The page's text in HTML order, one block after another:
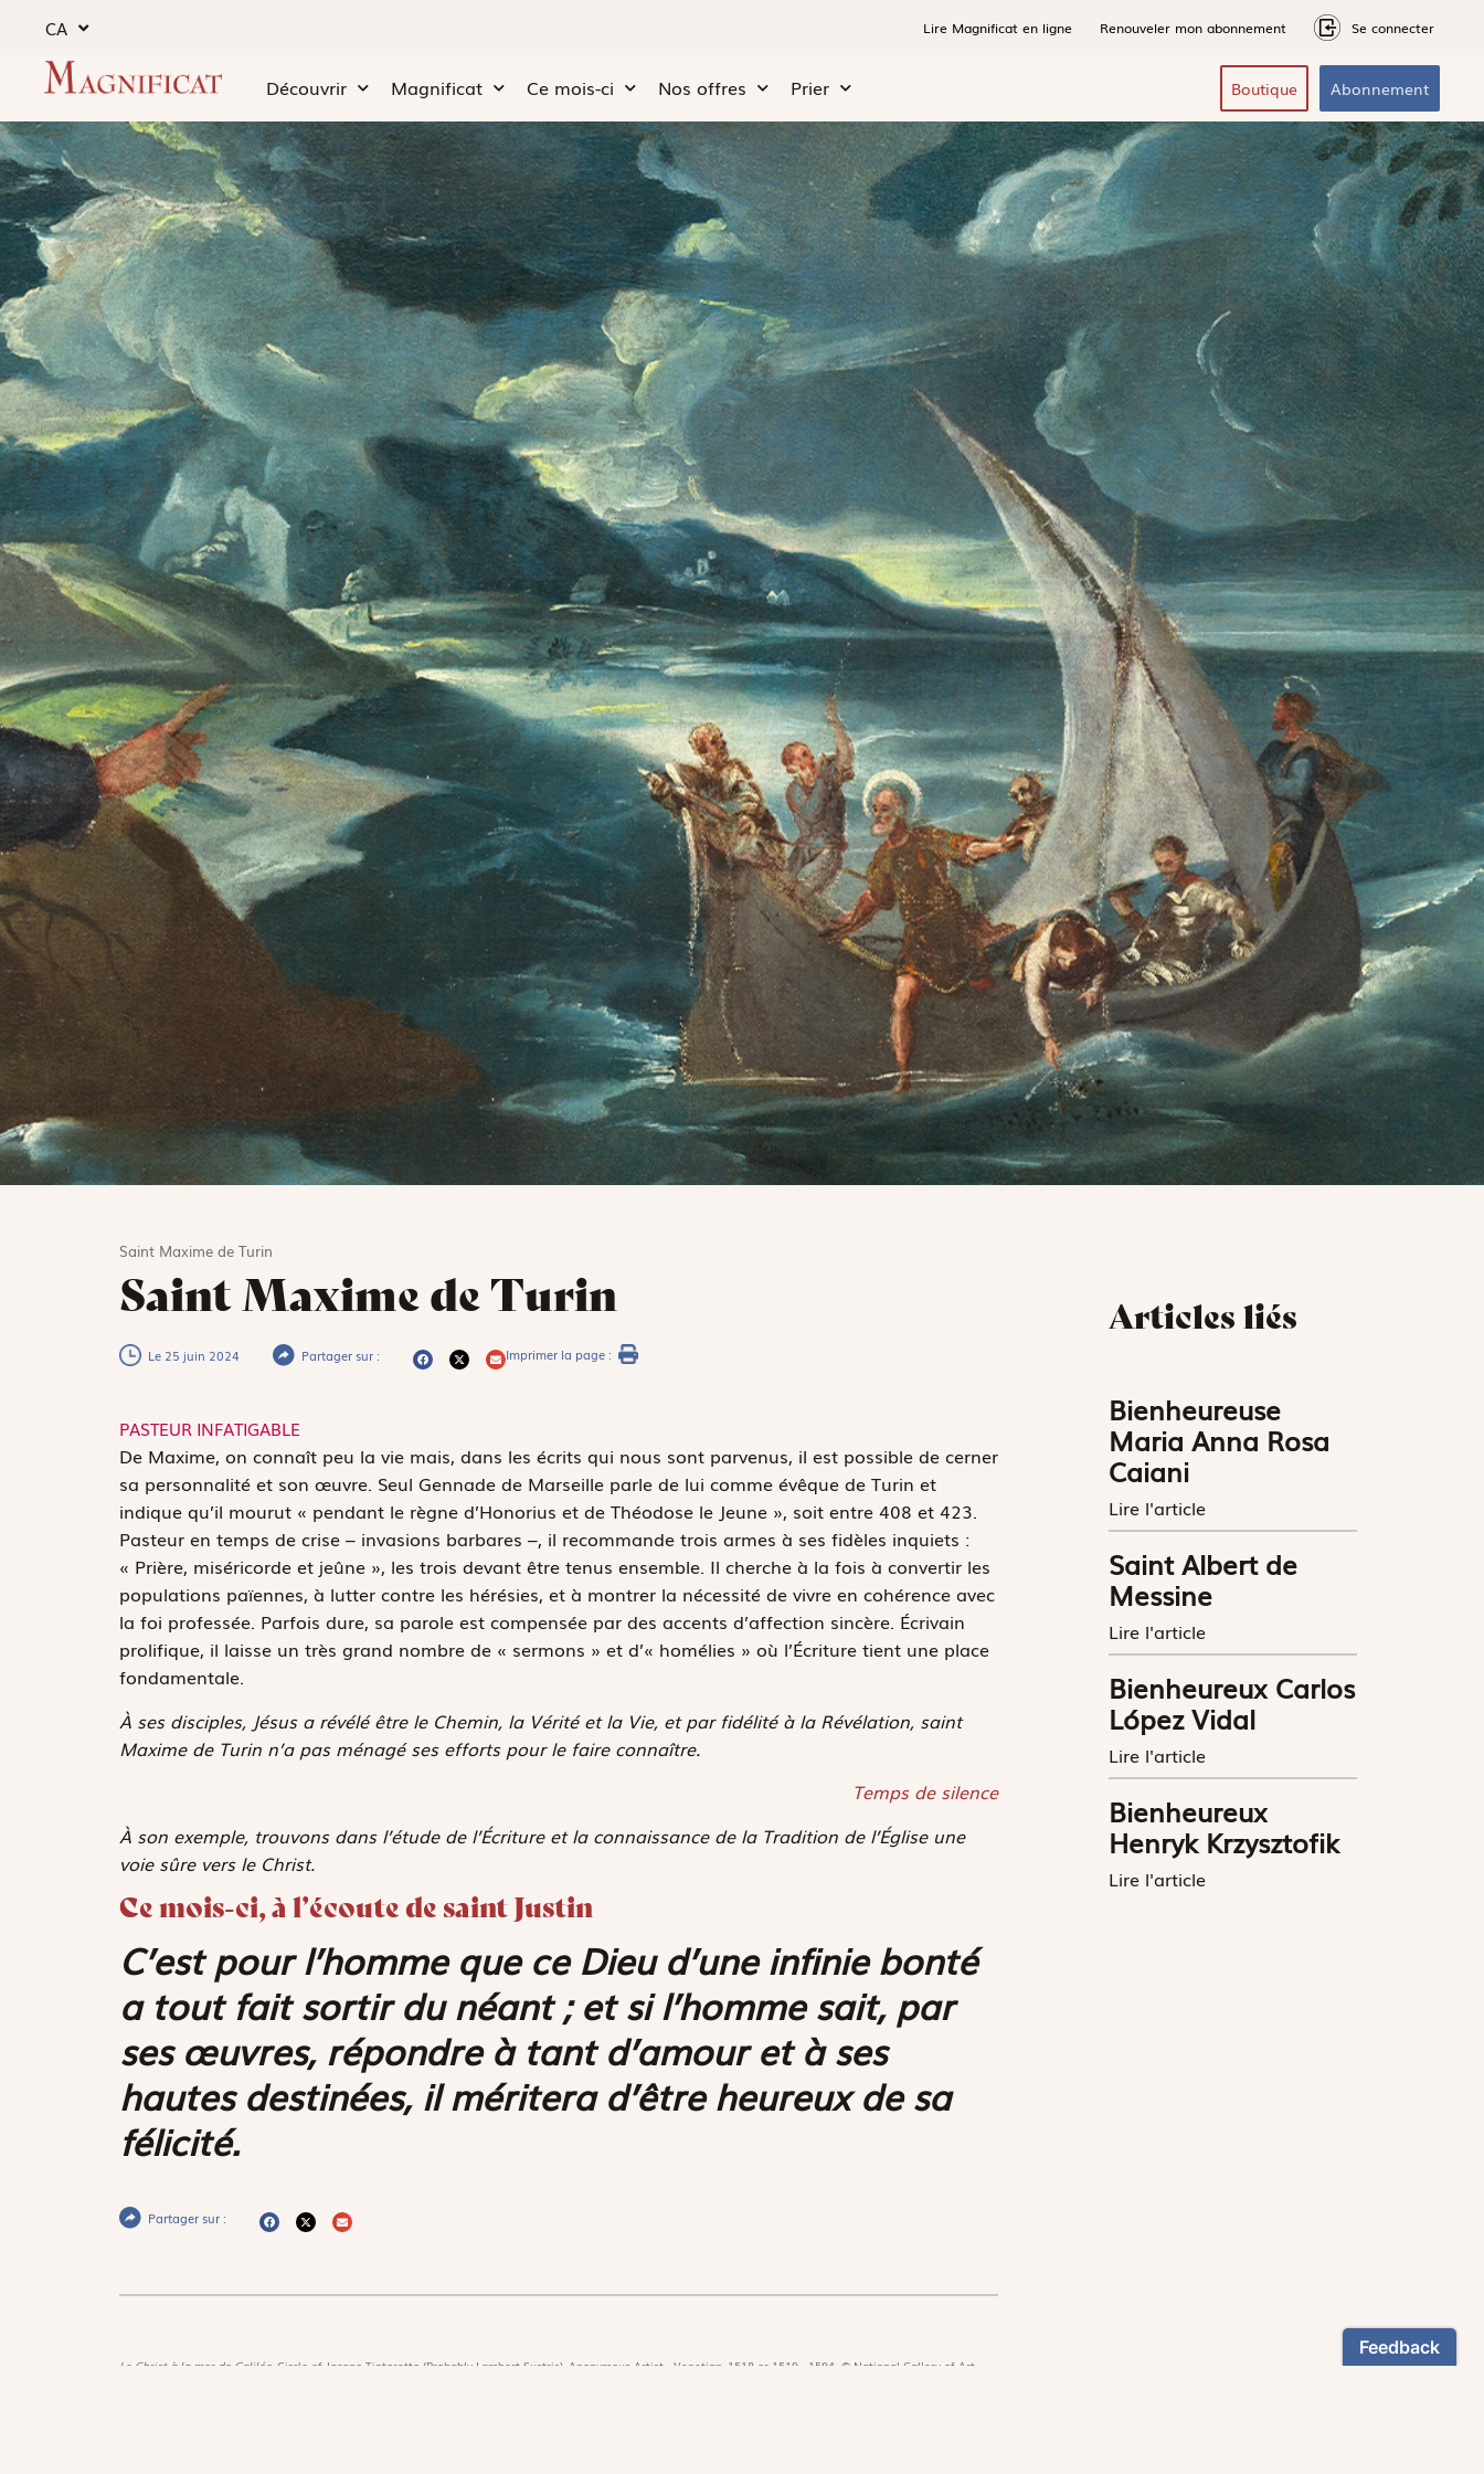
CA Lire Magnificat en ligne Renouveler mon abonnement Se connecter
Découvrir Magnificat Ce mois-ci Nos offres Prier Boutique Abonnement
Saint Maxime de Turin
Saint Maxime de Turin
Le 25 juin 2024 Partager sur : Imprimer la page :
PASTEUR INFATIGABLE
De Maxime, on connaît peu la vie mais, dans les écrits qui nous sont parvenus, il est possible de cerner
sa personnalité et son œuvre. Seul Gennade de Marseille parle de lui comme évêque de Turin et
indique qu’il mourut « pendant le règne d’Honorius et de Théodose le Jeune », soit entre 408 et 423.
Pasteur en temps de crise – invasions barbares –, il recommande trois armes à ses fidèles inquiets :
« Prière, miséricorde et jeûne », les trois devant être tenus ensemble. Il cherche à la fois à convertir les
populations païennes, à lutter contre les hérésies, et à montrer la nécessité de vivre en cohérence avec
la foi professée. Parfois dure, sa parole est compensée par des accents d’affection sincère. Écrivain
prolifique, il laisse un très grand nombre de « sermons » et d’« homélies » où l’Écriture tient une place
fondamentale.
À ses disciples, Jésus a révélé être le Chemin, la Vérité et la Vie, et par fidélité à la Révélation, saint
Maxime de Turin n’a pas ménagé ses efforts pour le faire connaître.
Temps de silence
À son exemple, trouvons dans l’étude de l’Écriture et la connaissance de la Tradition de l’Église une
voie sûre vers le Christ.
Ce mois-ci, à l’écoute de saint Justin
C’est pour l’homme que ce Dieu d’une infinie bonté
a tout fait sortir du néant ; et si l’homme sait, par
ses œuvres, répondre à tant d’amour et à ses
hautes destinées, il méritera d’être heureux de sa
félicité.
Partager sur :
Le Christ à la mer de Galilée, Circle of Jacopo Tintoretto (Probably Lambert Sustris), Anonymous Artist - Venetian, 1518 or 1519 - 1594. © National Gallery of Art,
Articles liés
Bienheureuse
Maria Anna Rosa
Caiani
Lire l'article
Saint Albert de
Messine
Lire l'article
Bienheureux Carlos
López Vidal
Lire l'article
Bienheureux
Henryk Krzysztofik
Lire l'article